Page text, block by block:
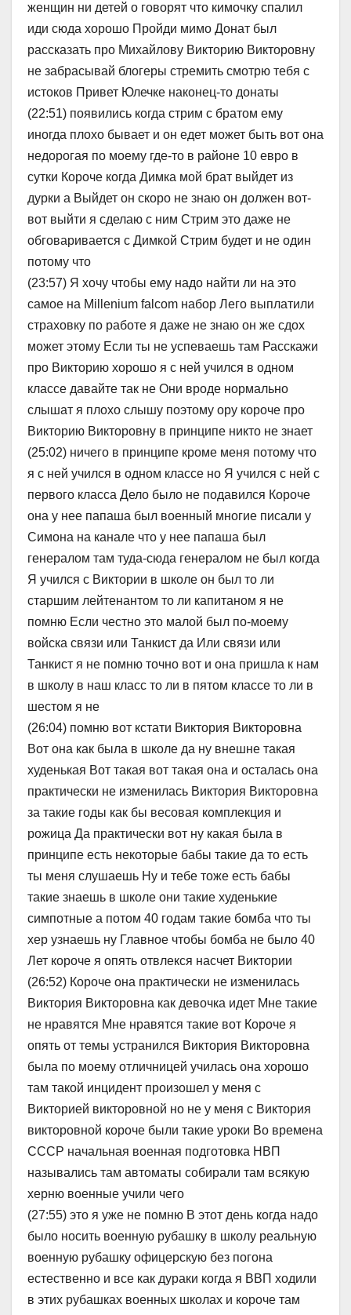
женщин ни детей о говорят что кимочку спалил
иди сюда хорошо Пройди мимо Донат был
рассказать про Михайлову Викторию Викторовну
не забрасывай блогеры стремить смотрю тебя с
истоков Привет Юлечке наконец-то донаты
(22:51) появились когда стрим с братом ему
иногда плохо бывает и он едет может быть вот она
недорогая по моему где-то в районе 10 евро в
сутки Короче когда Димка мой брат выйдет из
дурки а Выйдет он скоро не знаю он должен вот-
вот выйти я сделаю с ним Стрим это даже не
обговаривается с Димкой Стрим будет и не один
потому что
(23:57) Я хочу чтобы ему надо найти ли на это
самое на Millenium falcom набор Лего выплатили
страховку по работе я даже не знаю он же сдох
может этому Если ты не успеваешь там Расскажи
про Викторию хорошо я с ней учился в одном
классе давайте так не Они вроде нормально
слышат я плохо слышу поэтому ору короче про
Викторию Викторовну в принципе никто не знает
(25:02) ничего в принципе кроме меня потому что
я с ней учился в одном классе но Я учился с ней с
первого класса Дело было не подавился Короче
она у нее папаша был военный многие писали у
Симона на канале что у нее папаша был
генералом там туда-сюда генералом не был когда
Я учился с Виктории в школе он был то ли
старшим лейтенантом то ли капитаном я не
помню Если честно это малой был по-моему
войска связи или Танкист да Или связи или
Танкист я не помню точно вот и она пришла к нам
в школу в наш класс то ли в пятом классе то ли в
шестом я не
(26:04) помню вот кстати Виктория Викторовна
Вот она как была в школе да ну внешне такая
худенькая Вот такая вот такая она и осталась она
практически не изменилась Виктория Викторовна
за такие годы как бы весовая комплекция и
рожица Да практически вот ну какая была в
принципе есть некоторые бабы такие да то есть
ты меня слушаешь Ну и тебе тоже есть бабы
такие знаешь в школе они такие худенькие
симпотные а потом 40 годам такие бомба что ты
хер узнаешь ну Главное чтобы бомба не было 40
Лет короче я опять отвлекся насчет Виктории
(26:52) Короче она практически не изменилась
Виктория Викторовна как девочка идет Мне такие
не нравятся Мне нравятся такие вот Короче я
опять от темы устранился Виктория Викторовна
была по моему отличницей училась она хорошо
там такой инцидент произошел у меня с
Викторией викторовной но не у меня с Виктория
викторовной короче были такие уроки Во времена
СССР начальная военная подготовка НВП
назывались там автоматы собирали там всякую
херню военные учили чего
(27:55) это я уже не помню В этот день когда надо
было носить военную рубашку в школу реальную
военную рубашку офицерскую без погона
естественно и все как дураки когда я ВВП ходили
в этих рубашках военных школах и короче там